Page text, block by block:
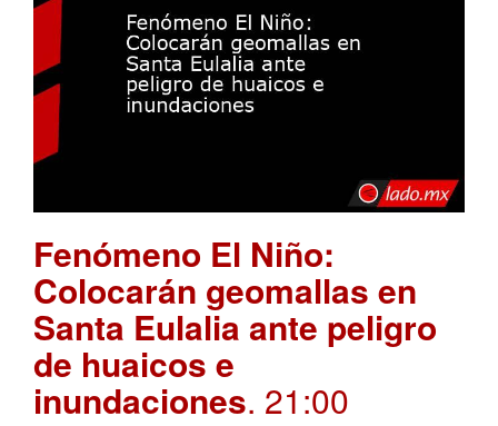
Fenómeno El Niño:
Colocarán geomallas en
Santa Eulalia ante peligro
de huaicos e
inundaciones. 21:00